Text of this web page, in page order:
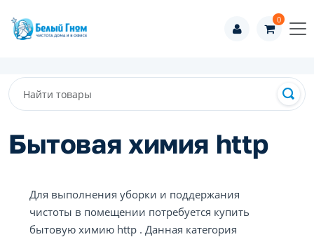
0
Бытовая химия http
Для выполнения уборки и поддержания
чистоты в помещении потребуется купить
бытовую химию http . Данная категория